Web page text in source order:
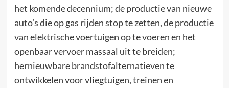
het komende decennium; de productie van nieuwe
auto’s die op gas rijden stop te zetten, de productie
van elektrische voertuigen op te voeren en het
openbaar vervoer massaal uit te breiden;
hernieuwbare brandstofalternatieven te
ontwikkelen voor vliegtuigen, treinen en